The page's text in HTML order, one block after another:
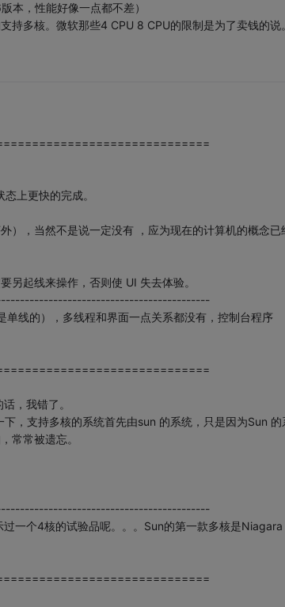
本，性能好像一点都不差）
持多核。微软那些4 CPU 8 CPU的限制是为了卖钱的说
上更快的完成。
），当然不是说一定没有 ，应为现在的计算机的概念已
另起线来操作，否则使 UI 失去体验。
线的），多线程和界面一点关系都没有，控制台程序
，我错了。
，支持多核的系统首先由sun 的系统，只是因为Sun 的
常常被遗忘。
一个4核的试验品呢。。。Sun的第一款多核是Niagara